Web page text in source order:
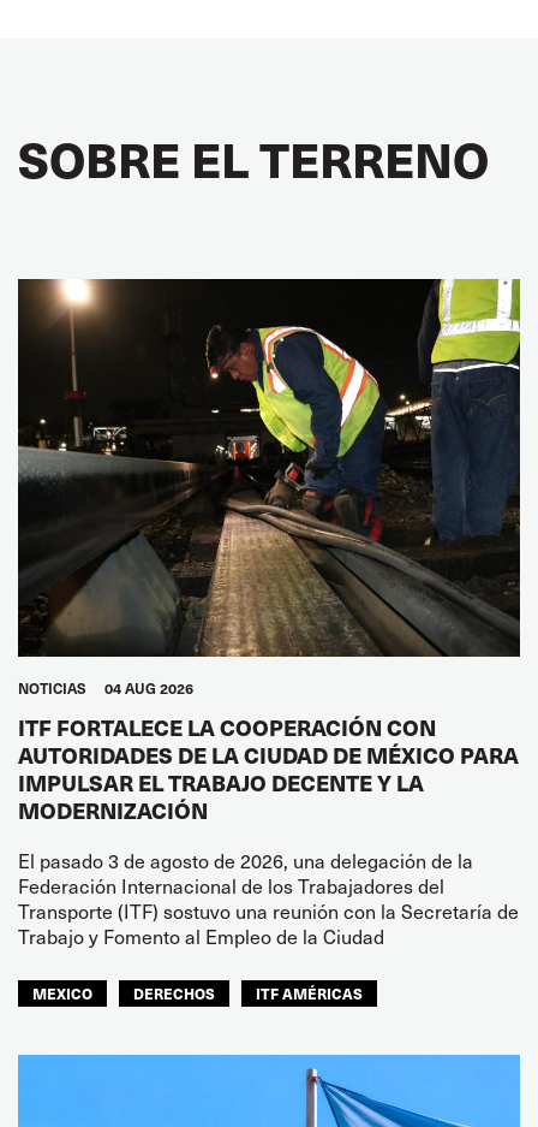
SOBRE EL TERRENO
NOTICIAS 04 AUG 2026
ITF FORTALECE LA COOPERACIÓN CON
AUTORIDADES DE LA CIUDAD DE MÉXICO PARA
IMPULSAR EL TRABAJO DECENTE Y LA
MODERNIZACIÓN
El pasado 3 de agosto de 2026, una delegación de la
Federación Internacional de los Trabajadores del
Transporte (ITF) sostuvo una reunión con la Secretaría de
Trabajo y Fomento al Empleo de la Ciudad
MEXICO DERECHOS ITF AMÉRICAS